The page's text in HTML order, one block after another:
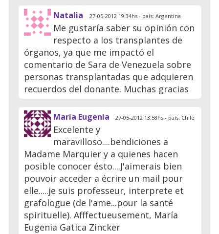
Natalia 27-05-2012 19:34hs - país: Argentina
Me gustaría saber su opinión con
respecto a los transplantes de
órganos, ya que me impactó el
comentario de Sara de Venezuela sobre
personas transplantadas que adquieren
recuerdos del donante. Muchas gracias
María Eugenia 27-05-2012 13:58hs - país: Chile
Excelente y
maravilloso....bendiciones a
Madame Marquier y a quienes hacen
posible conocer ésto....J'aimerais bien
pouvoir acceder a écrire un mail pour
elle.....je suis professeur, interprete et
grafologue (de l'ame...pour la santé
spirituelle). Afffectueusement, María
Eugenia Gatica Zincker